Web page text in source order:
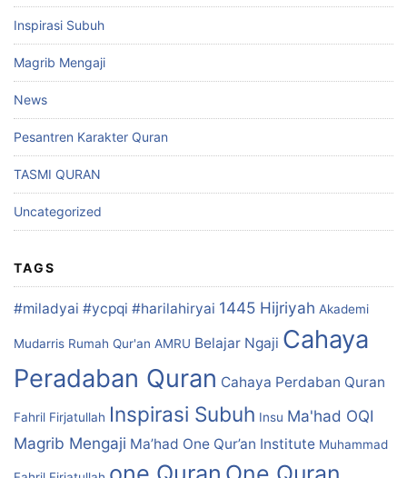
Inspirasi Subuh
Magrib Mengaji
News
Pesantren Karakter Quran
TASMI QURAN
Uncategorized
TAGS
#miladyai #ycpqi #harilahiryai 1445 Hijriyah Akademi
Mudarris Rumah Qur'an AMRU Belajar Ngaji Cahaya
Peradaban Quran Cahaya Perdaban Quran
Fahril Firjatullah Inspirasi Subuh Insu Ma'had OQI
Magrib Mengaji Ma’had One Qur’an Institute Muhammad